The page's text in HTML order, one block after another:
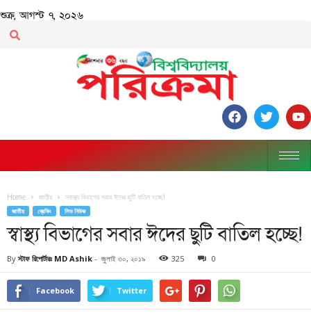
শুক্র, আগস্ট ৭, ২০২৬
Home জাতীয় স্বাস্থ্য বিভাগের সবার ঈদের ছুটি বাতিল হচ্ছে!
জাতীয় ব্রেকিং লিড নিউজ
স্বাস্থ্য বিভাগের সবার ঈদের ছুটি বাতিল হচ্ছে!
By স্টাফ রিপোর্টারঃ MD Ashik - জুলাই ৩০, ২০১৯ 325 0
Facebook Twitter